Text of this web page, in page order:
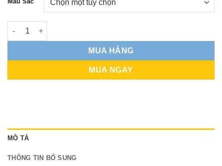
GECKO - Lizzy NERFTY Bắn Đạn Xốp số lượng
MUA HÀNG
MUA NGAY
MÔ TẢ
THÔNG TIN BỔ SUNG